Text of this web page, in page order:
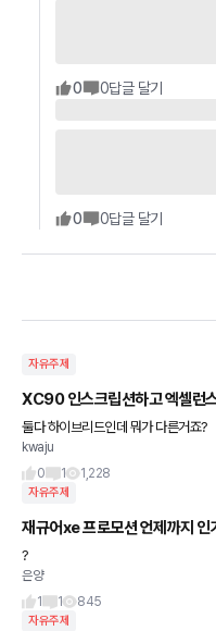
0 0답글 달기
0 0답글 달기
자유주제
XC90 인스크립션하고 엑셀런
둘다 하이브리드인데 뭐가 다른거죠?
kwaju
0
1 1,228
자유주제
재규어xe 프로모션 언제까지 인
?
은양
1
1 845
자유주제